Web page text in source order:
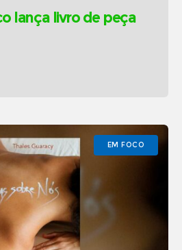
lança livro de peça
EM FOCO